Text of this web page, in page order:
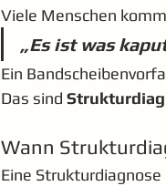
Viele Menschen
„Es ist was
Ein
Das sind
Wann
Eine